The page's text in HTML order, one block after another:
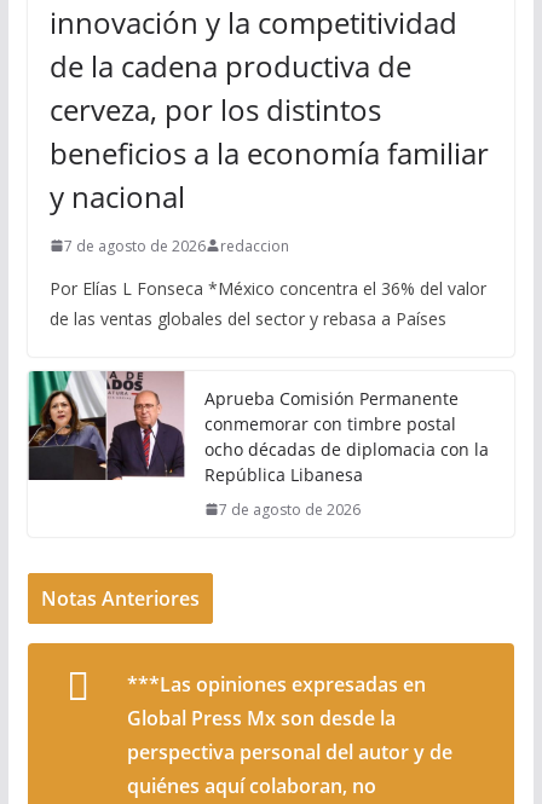
innovación y la competitividad
de la cadena productiva de
cerveza, por los distintos
beneficios a la economía familiar
y nacional
7 de agosto de 2026 redaccion
Por Elías L Fonseca *México concentra el 36% del valor
de las ventas globales del sector y rebasa a Países
Aprueba Comisión Permanente
conmemorar con timbre postal
ocho décadas de diplomacia con la
República Libanesa
7 de agosto de 2026
Notas Anteriores
***Las opiniones expresadas en
Global Press Mx son desde la
perspectiva personal del autor y de
quiénes aquí colaboran, no